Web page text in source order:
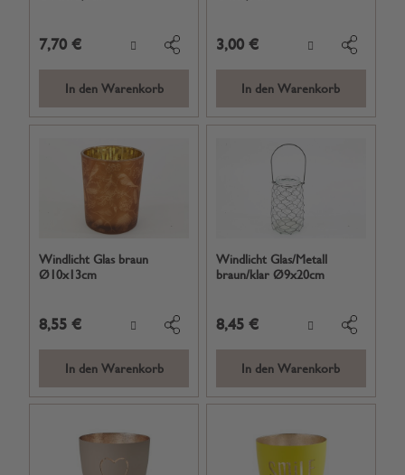
7,70 €
In den Warenkorb
3,00 €
In den Warenkorb
Windlicht Glas braun
Ø10x13cm
8,55 €
In den Warenkorb
Windlicht Glas/Metall
braun/klar Ø9x20cm
8,45 €
In den Warenkorb